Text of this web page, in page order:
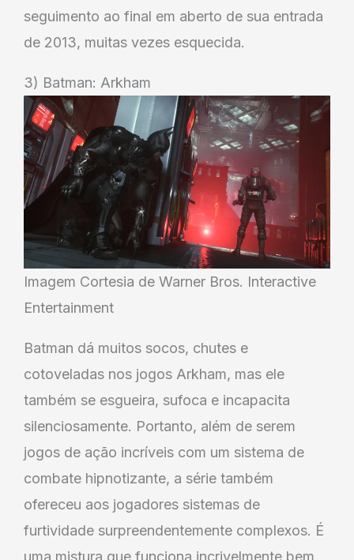
seguimento ao final em aberto de sua entrada
de 2013, muitas vezes esquecida.
3) Batman: Arkham
Imagem Cortesia de Warner Bros. Interactive
Entertainment
Batman dá muitos socos, chutes e
cotoveladas nos jogos Arkham, mas ele
também se esgueira, sufoca e incapacita
silenciosamente. Portanto, além de serem
jogos de ação incríveis com um sistema de
combate hipnotizante, a série também
ofereceu aos jogadores sistemas de
furtividade surpreendentemente complexos. É
uma mistura que funciona incrivelmente bem,